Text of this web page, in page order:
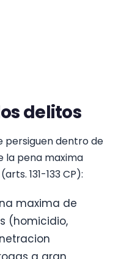
delitos
persiguen dentro de
la pena maxima
(arts. 131-133 CP):
maxima de
(homicidio,